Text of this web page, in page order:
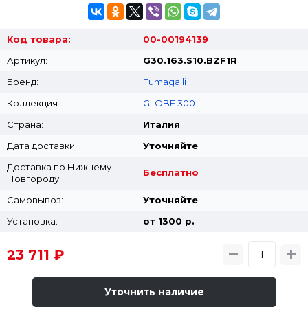
Код товара:
00-00194139
Артикул:
G30.163.S10.BZF1R
Бренд:
Fumagalli
Коллекция:
GLOBE 300
Страна:
Италия
Дата доставки:
Уточняйте
Доставка по Нижнему
Новгороду:
Бесплатно
Самовывоз:
Уточняйте
Установка:
от 1300 p.
23 711 ₽
Уточнить наличие